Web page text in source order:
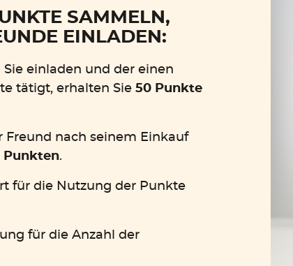
SAMMELN,
EINLADEN:
Sie einladen und der einen
tätigt, erhalten Sie 50 Punkte
nach seinem Einkauf
Punkten.
für die Nutzung der Punkte
für die Anzahl der